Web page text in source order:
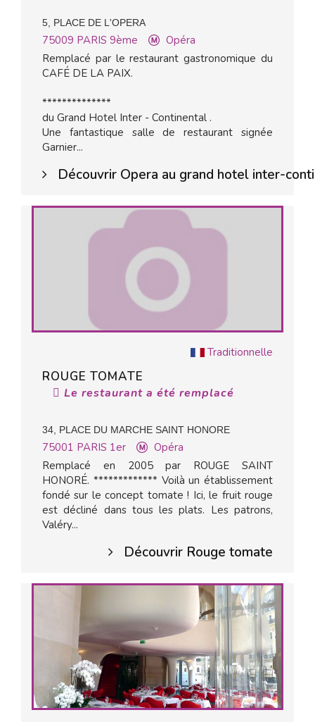
5, PLACE DE L'OPERA
75009 PARIS 9ème
Opéra
Remplacé par le restaurant gastronomique du
CAFÉ DE LA PAIX.
**************
du Grand Hotel Inter - Continental .
Une fantastique salle de restaurant signée
Garnier...
Découvrir Opera au grand hotel inter-
Traditionnelle
ROUGE TOMATE
Le restaurant a été remplacé
34, PLACE DU MARCHE SAINT HONORE
75001 PARIS 1er
Opéra
Remplacé en 2005 par ROUGE SAINT
HONORÉ. ************* Voilà un établissement
fondé sur le concept tomate ! Ici, le fruit rouge
est décliné dans tous les plats. Les patrons,
Valéry...
Découvrir Rouge tomate